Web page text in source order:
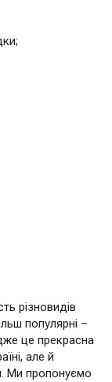
різновидів
популярні –
це прекрасна
але й
Ми пропонуємо